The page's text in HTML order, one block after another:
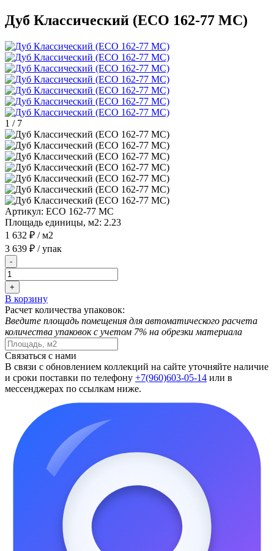
Дуб Классический (ECO 162-77 MC)
1 / 7
Артикул: ECO 162-77 MC
Площадь единицы, м2: 2.23
1 632 ₽ / м2
3 639 ₽ / упак
-
+
В корзину
Расчет количества упаковок:
Введите площадь помещения для автоматического расчета
количества упаковок с учетом 7% на обрезки материала
Связаться с нами
В связи с обновлением коллекций на сайте уточняйте наличие
и сроки поставки по телефону +7(960)603-05-14 или в
мессенджерах по ссылкам ниже.